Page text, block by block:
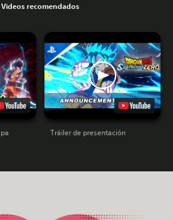
Videos recomendados
Tráiler de presentación